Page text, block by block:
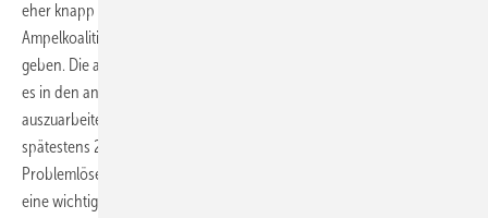
eher knapp gehalten, begrüßen wir die explizite Ankündigung der
Ampelkoalition, der Bioenergie in Deutschland eine neue Zukunft zu
geben. Die angestrebte Biomassestrategie ist längst überfällig. Nun gilt
es in den anstehenden Gesetzgebungsprozessen die Details
auszuarbeiten, um das wichtige Ziel der Treibhausgasneutralität bis
spätestens 2045 zu erreichen. Dabei muss nachhaltige Bioenergie als
Problemlöser bei der Reduktion von Emissionen in allen Sektoren
eine wichtige Rolle spielen. Innovativ wie sie ist, kann und sollte sie